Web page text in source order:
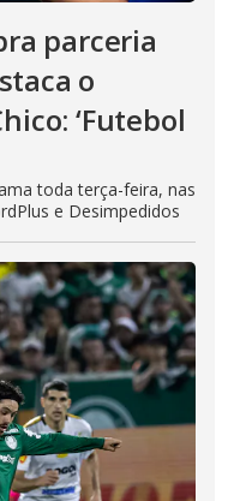
parceria
o
‘Futebol
toda terça-feira, nas
e Desimpedidos